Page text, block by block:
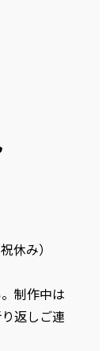
休み）
制作中は
返しご連